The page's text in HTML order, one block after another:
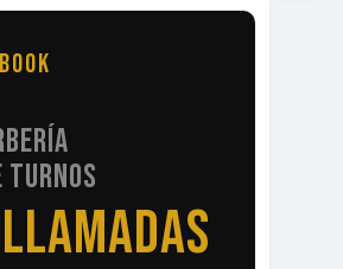
BOOK
TURNOS